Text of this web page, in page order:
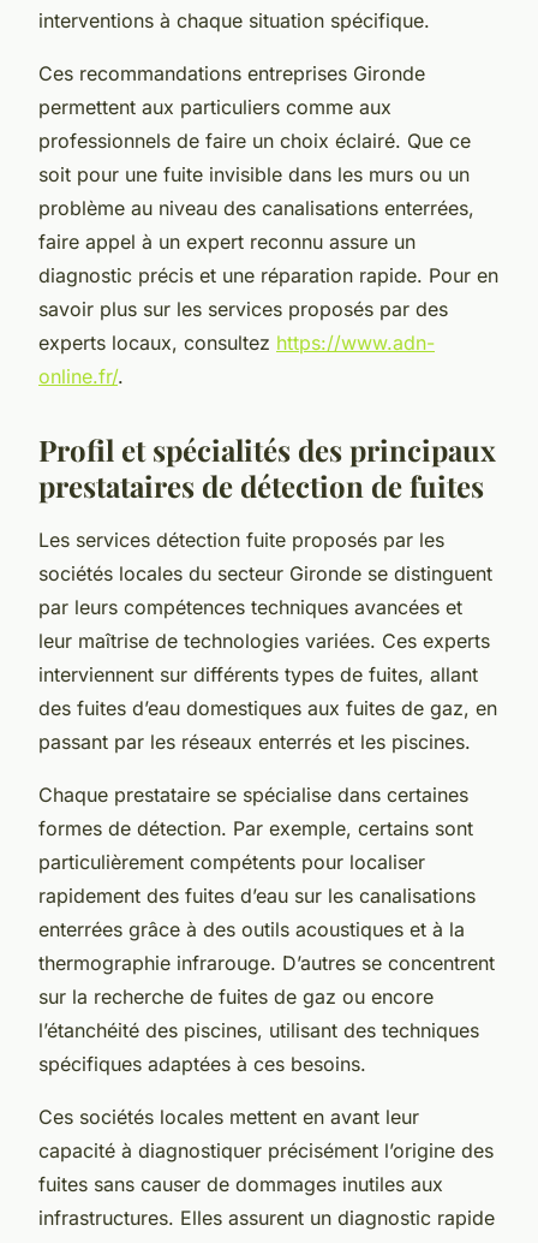
interventions à chaque situation spécifique.
Ces recommandations entreprises Gironde
permettent aux particuliers comme aux
professionnels de faire un choix éclairé. Que ce
soit pour une fuite invisible dans les murs ou un
problème au niveau des canalisations enterrées,
faire appel à un expert reconnu assure un
diagnostic précis et une réparation rapide. Pour en
savoir plus sur les services proposés par des
experts locaux, consultez https://www.adn-
online.fr/.
Profil et spécialités des principaux
prestataires de détection de fuites
Les services détection fuite proposés par les
sociétés locales du secteur Gironde se distinguent
par leurs compétences techniques avancées et
leur maîtrise de technologies variées. Ces experts
interviennent sur différents types de fuites, allant
des fuites d’eau domestiques aux fuites de gaz, en
passant par les réseaux enterrés et les piscines.
Chaque prestataire se spécialise dans certaines
formes de détection. Par exemple, certains sont
particulièrement compétents pour localiser
rapidement des fuites d’eau sur les canalisations
enterrées grâce à des outils acoustiques et à la
thermographie infrarouge. D’autres se concentrent
sur la recherche de fuites de gaz ou encore
l’étanchéité des piscines, utilisant des techniques
spécifiques adaptées à ces besoins.
Ces sociétés locales mettent en avant leur
capacité à diagnostiquer précisément l’origine des
fuites sans causer de dommages inutiles aux
infrastructures. Elles assurent un diagnostic rapide